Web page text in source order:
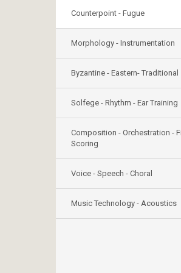
Counterpoint - Fugue
Morphology - Instrumentation
Byzantine - Eastern- Traditional
Solfege - Rhythm - Ear Training
Composition - Orchestration -
Scoring
Voice - Speech - Choral
Music Technology - Acoustics